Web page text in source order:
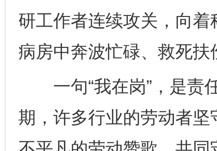
研工作者连续攻关，向
病房中奔波忙碌、救死
一句“我在岗”，是责
期，许多行业的劳动者